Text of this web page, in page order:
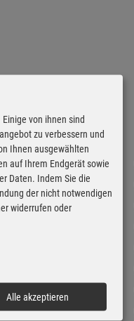
53 von ihnen sind
zu verbessern und
Ihnen ausgewählten
auf Ihrem Endgerät sowie
Daten. Indem Sie die
der nicht notwendigen
widerrufen oder
Alle akzeptieren